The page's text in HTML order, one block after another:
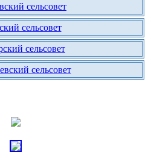
сельсовет
сельсовет
сельсовет
сельсовет